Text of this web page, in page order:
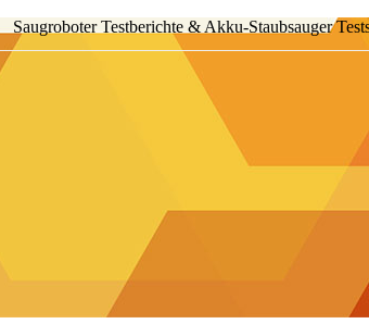
Saugroboter Testberichte & Akku-Staubsauger